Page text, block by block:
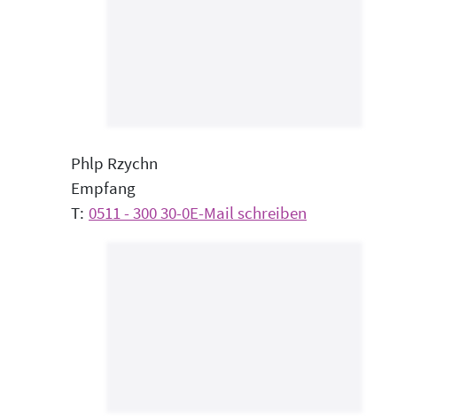
Phlp Rzychn
Empfang
0511 - 300 30-0E-Mail schreiben